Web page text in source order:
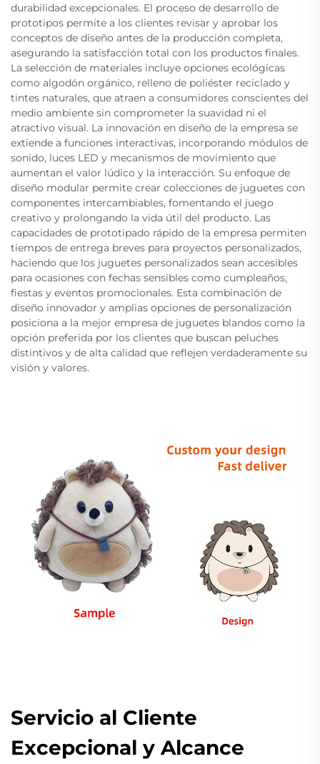
durabilidad excepcionales. El proceso de desarrollo de
prototipos permite a los clientes revisar y aprobar los
conceptos de diseño antes de la producción completa,
asegurando la satisfacción total con los productos finales.
La selección de materiales incluye opciones ecológicas
como algodón orgánico, relleno de poliéster reciclado y
tintes naturales, que atraen a consumidores conscientes del
medio ambiente sin comprometer la suavidad ni el
atractivo visual. La innovación en diseño de la empresa se
extiende a funciones interactivas, incorporando módulos de
sonido, luces LED y mecanismos de movimiento que
aumentan el valor lúdico y la interacción. Su enfoque de
diseño modular permite crear colecciones de juguetes con
componentes intercambiables, fomentando el juego
creativo y prolongando la vida útil del producto. Las
capacidades de prototipado rápido de la empresa permiten
tiempos de entrega breves para proyectos personalizados,
haciendo que los juguetes personalizados sean accesibles
para ocasiones con fechas sensibles como cumpleaños,
fiestas y eventos promocionales. Esta combinación de
diseño innovador y amplias opciones de personalización
posiciona a la mejor empresa de juguetes blandos como la
opción preferida por los clientes que buscan peluches
distintivos y de alta calidad que reflejen verdaderamente su
visión y valores.
Servicio al Cliente
Excepcional y Alcance